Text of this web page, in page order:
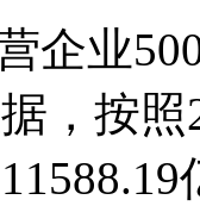
业
，按